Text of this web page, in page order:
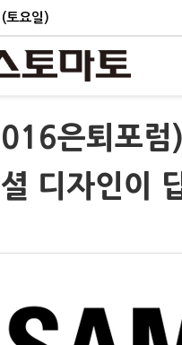
토요일)
은퇴포럼
디자인이